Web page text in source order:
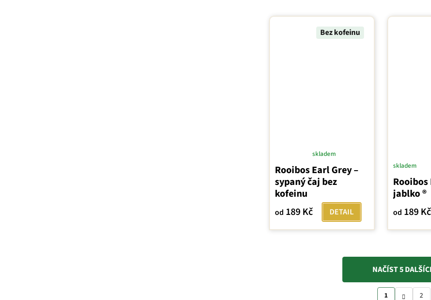
Bez kofeinu
Rooibos Earl Grey –
sypaný čaj bez
kofeinu
hodnocení
produktu
je
5,0
z
5
skladem
od 189 Kč DETAIL
Rooibos
jablko ®
skladem
od 189 Kč
O
v
NAČÍST 5
S
1 2